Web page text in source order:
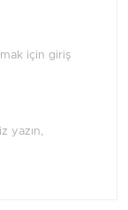
için giriş
yazın,